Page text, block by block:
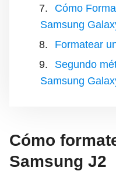
Cómo
Samsung
Formatear
Segundo
Samsung
Cómo
Samsung J2